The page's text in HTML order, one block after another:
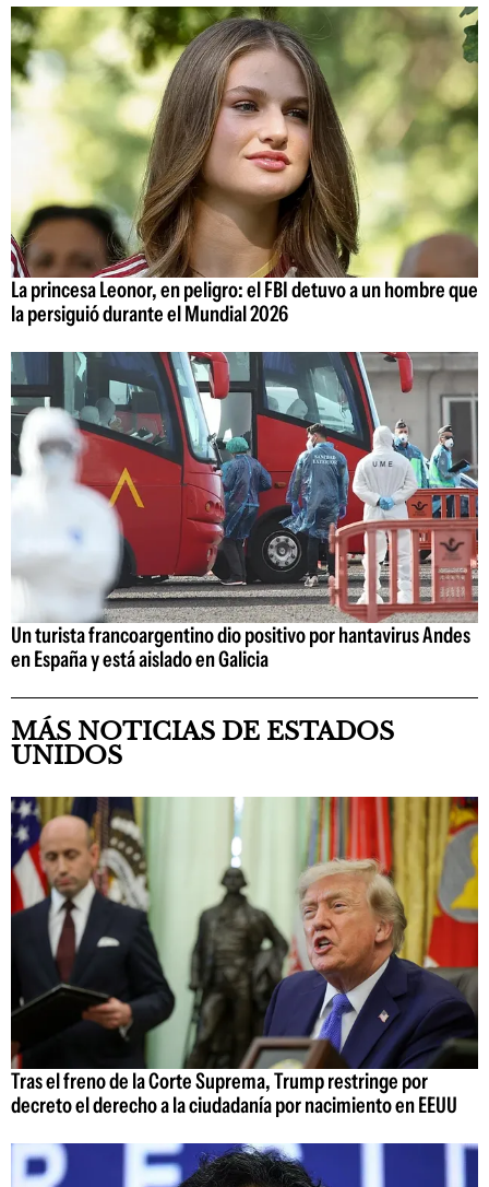
La princesa Leonor, en peligro: el FBI detuvo a un hombre que
la persiguió durante el Mundial 2026
Un turista francoargentino dio positivo por hantavirus Andes
en España y está aislado en Galicia
MÁS NOTICIAS DE ESTADOS
UNIDOS
Tras el freno de la Corte Suprema, Trump restringe por
decreto el derecho a la ciudadanía por nacimiento en EEUU